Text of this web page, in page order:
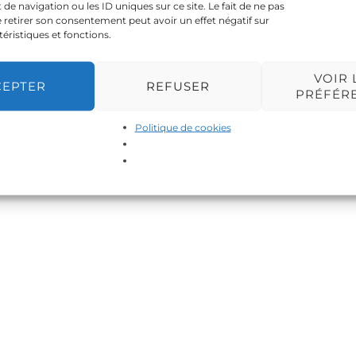
navigation ou les ID uniques sur ce site. Le fait de ne pas
retirer son consentement peut avoir un effet négatif sur
et fonctions.
REFUSER
VOIR
Politique de cookies